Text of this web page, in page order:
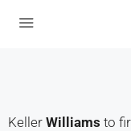
Keller Williams to